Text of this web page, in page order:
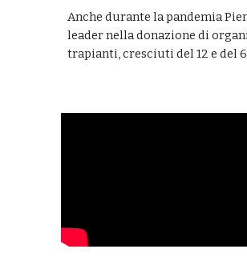
Anche durante la pandemia
leader nella donazione di
trapianti, cresciuti del 12 e del